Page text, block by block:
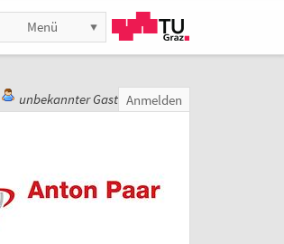
Menü
unbekannter Gast Anmelden